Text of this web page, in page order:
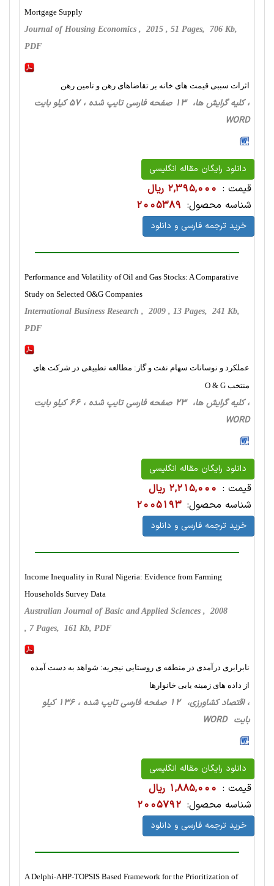
Mortgage Supply
Journal of Housing Economics , 2015 , 51 Pages, 706 Kb,
PDF
اثرات سببی قیمت های خانه بر تقاضاهای رهن و تامین رهن
، کلیه گرایش ها، 13 صفحه فارسی تایپ شده ، 57 کیلو بایت
WORD
دانلود رایگان مقاله انگلیسی
قیمت : 2,395,000 ریال
شناسه محصول: 2005389
خرید ترجمه فارسی و دانلود
Performance and Volatility of Oil and Gas Stocks: A Comparative
Study on Selected O&G Companies
International Business Research , 2009 , 13 Pages, 241 Kb,
PDF
عملکرد و نوسانات سهام نفت و گاز: مطالعه تطبیقی در شرکت های
منتخب O & G
، کلیه گرایش ها، 23 صفحه فارسی تایپ شده ، 66 کیلو بایت
WORD
دانلود رایگان مقاله انگلیسی
قیمت : 2,215,000 ریال
شناسه محصول: 2005193
خرید ترجمه فارسی و دانلود
Income Inequality in Rural Nigeria: Evidence from Farming
Households Survey Data
Australian Journal of Basic and Applied Sciences , 2008
, 7 Pages, 161 Kb, PDF
نابرابری درآمدی در منطقه ی روستایی نیجریه: شواهد به دست آمده
از داده های زمینه یابی خانوارها
، اقتصاد کشاورزی، 12 صفحه فارسی تایپ شده ، 136 کیلو
بایت WORD
دانلود رایگان مقاله انگلیسی
قیمت : 1,885,000 ریال
شناسه محصول: 2005792
خرید ترجمه فارسی و دانلود
A Delphi-AHP-TOPSIS Based Framework for the Prioritization of